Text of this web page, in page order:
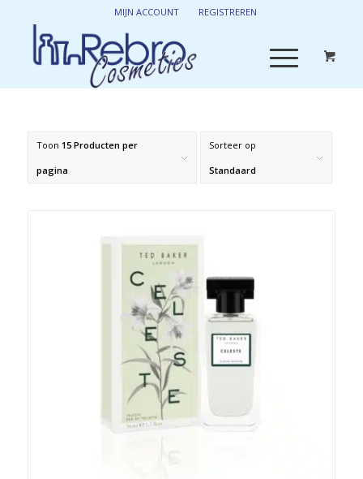
MIJN ACCOUNT REGISTREREN
Sorteer op
Standaard
Toon 15 Producten per
pagina